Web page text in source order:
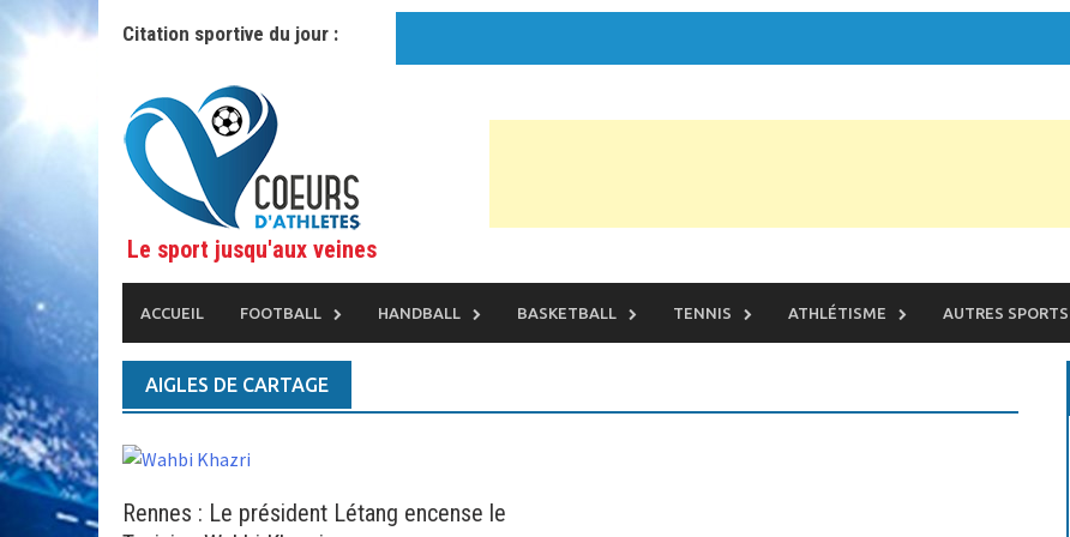
Skip
Citation sportive du jour :
Le sport jusqu'aux veines
ACCUEIL FOOTBALL HANDBALL BASKETBALL TENNIS ATHLÉTISME AUTRES SPORTS
AIGLES DE CARTAGE
Rennes : Le président Létang encense le